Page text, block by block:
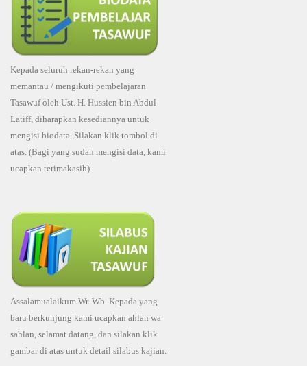
Kepada seluruh rekan-rekan yang
memantau / mengikuti pembelajaran
Tasawuf oleh Ust. H. Hussien bin Abdul
Latiff, diharapkan kesediannya untuk
mengisi biodata. Silakan klik tombol di
atas. (Bagi yang sudah mengisi data, kami
ucapkan terimakasih).
Assalamualaikum Wr. Wb. Kepada yang
baru berkunjung kami ucapkan ahlan wa
sahlan, selamat datang, dan silakan klik
gambar di atas untuk detail silabus kajian.